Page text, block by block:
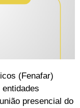
(Fenafar)
presencial do